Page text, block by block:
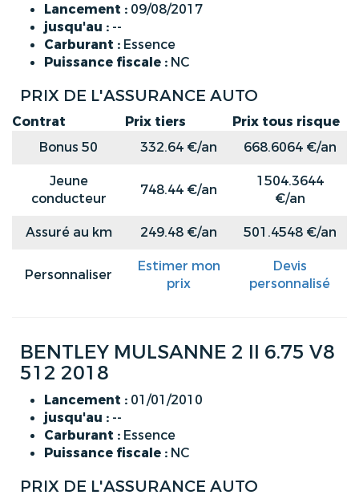
Lancement : 09/08/2017
jusqu'au : --
Carburant : Essence
Puissance fiscale : NC
PRIX DE L'ASSURANCE AUTO
Contrat Prix tiers
Prix tous risque
Bonus 50
332.64 €/an
668.6064 €/an
Jeune
conducteur
748.44 €/an
1504.3644
€/an
Assuré au km
249.48 €/an 501.4548 €/an
Personnaliser
Estimer mon
prix
Devis
personnalisé
BENTLEY MULSANNE 2 II 6.75 V8
512 2018
Lancement : 01/01/2010
jusqu'au : --
Carburant : Essence
Puissance fiscale : NC
PRIX DE L'ASSURANCE AUTO